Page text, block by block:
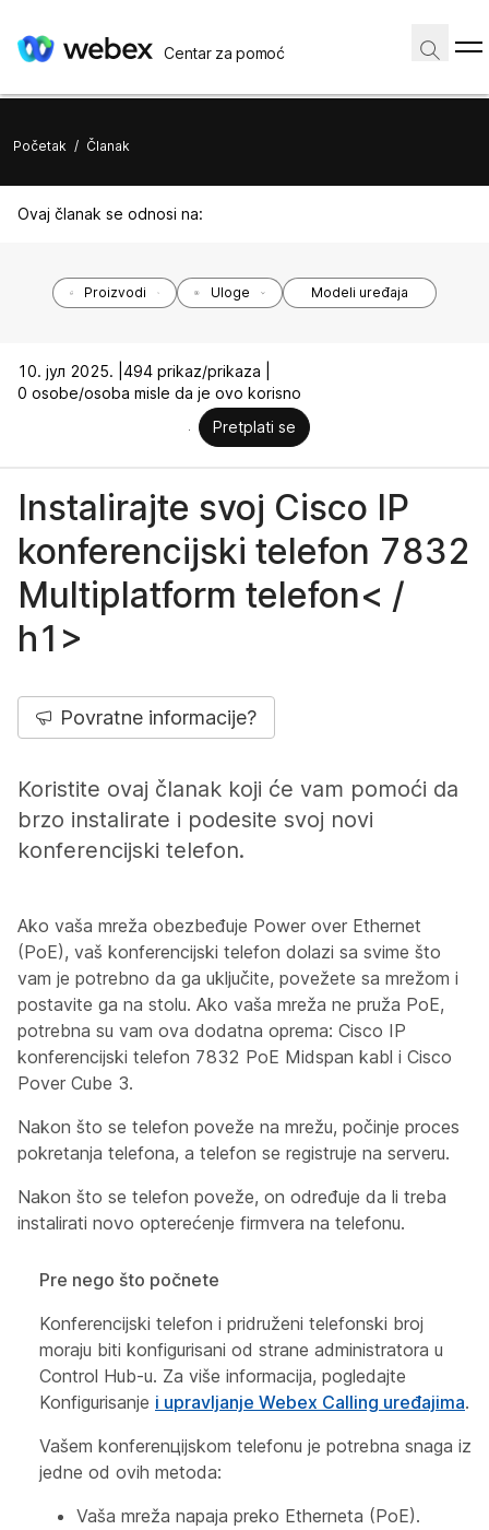
Centar za pomoć
Početak / Članak
Ovaj članak se odnosi na:
Proizvodi Uloge Modeli uređaja
10. јул 2025. | 494 prikaz/prikaza |
0 osobe/osoba misle da je ovo korisno
Pretplati se
Instalirajte svoj Cisco IP
konferencijski telefon 7832
Multiplatform telefon< /
h1>
Povratne informacije?
Koristite ovaj članak koji će vam pomoći da
brzo instalirate i podesite svoj novi
konferencijski telefon.
Ako vaša mreža obezbeđuje Power over Ethernet
(PoE), vaš konferencijski telefon dolazi sa svime što
vam je potrebno da ga uključite, povežete sa mrežom i
postavite ga na stolu. Ako vaša mreža ne pruža PoE,
potrebna su vam ova dodatna oprema: Cisco IP
konferencijski telefon 7832 PoE Midspan kabl i Cisco
Pover Cube 3.
Nakon što se telefon poveže na mrežu, počinje proces
pokretanja telefona, a telefon se registruje na serveru.
Nakon što se telefon poveže, on određuje da li treba
instalirati novo opterećenje firmvera na telefonu.
Pre nego što počnete
Konferencijski telefon i pridruženi telefonski broj
moraju biti konfigurisani od strane administratora u
Control Hub-u. Za više informacija, pogledajte
Konfigurisanje i upravljanje Webex Calling uređajima.
Vašem konferenцijskom telefonu je potrebna snaga iz
jedne od ovih metoda:
Vaša mreža napaja preko Etherneta (PoE).